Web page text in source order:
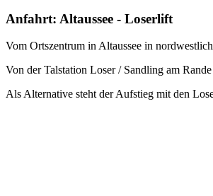
Anfahrt: Altaussee - Loserlift
Vom Ortszentrum in Altaussee in
Von der Talstation Loser / Sandling am
Als Alternative steht der Aufstieg mit den